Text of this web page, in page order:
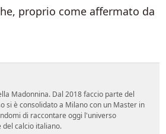
proprio come affermato da
Madonnina. Dal 2018 faccio parte del
si è consolidato a Milano con un Master in
di raccontare oggi l'universo
del calcio italiano.